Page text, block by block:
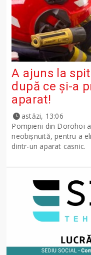
A ajuns la
după ce și-a
aparat!
astăzi, 13:06
Pompierii din Dorohoi
neobișnuită, pentru a
dintr-un aparat casnic.